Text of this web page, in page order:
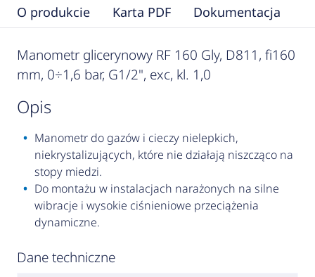
O produkcie Karta PDF Dokumentacja
Manometr glicerynowy RF 160 Gly, D811, fi160
mm, 0÷1,6 bar, G1/2", exc, kl. 1,0
opis
Manometr do gazów i cieczy nielepkich,
niekrystalizujących, które nie działają niszcząco na
stopy miedzi.
Do montażu w instalacjach narażonych na silne
wibracje i wysokie ciśnieniowe przeciążenia
dynamiczne.
Dane techniczne